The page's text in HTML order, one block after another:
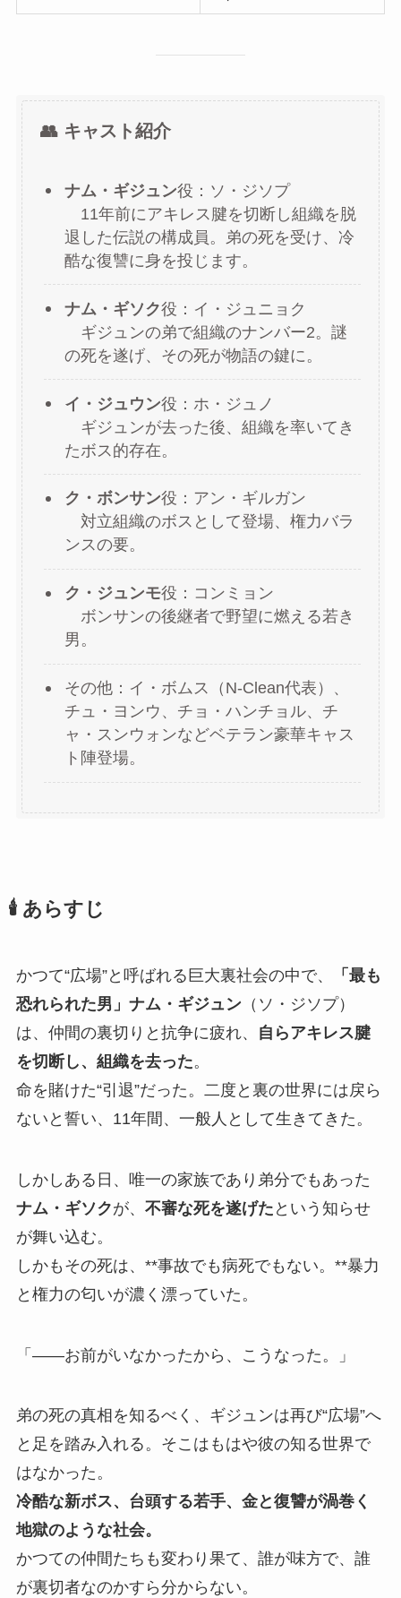
👥 キャスト紹介
ナム・ギジュン役：ソ・ジソプ
11年前にアキレス腱を切断し組織を脱
退した伝説の構成員。弟の死を受け、冷
酷な復讐に身を投じます。
ナム・ギソク役：イ・ジュニョク
ギジュンの弟で組織のナンバー2。謎
の死を遂げ、その死が物語の鍵に。
イ・ジュウン役：ホ・ジュノ
ギジュンが去った後、組織を率いてき
たボス的存在。
ク・ボンサン役：アン・ギルガン
対立組織のボスとして登場、権力バラ
ンスの要。
ク・ジュンモ役：コンミョン
ボンサンの後継者で野望に燃える若き
男。
その他：イ・ボムス（N‑Clean代表）、
チュ・ヨンウ、チョ・ハンチョル、チ
ャ・スンウォンなどベテラン豪華キャス
ト陣登場。
🕯️ あらすじ
かつて“広場”と呼ばれる巨大裏社会の中で、
「最も
恐れられた男」ナム・ギジュン（ソ・ジソプ）
は、仲間の裏切りと抗争に疲れ、
自らアキレス腱
を切断し、組織を去った。
命を賭けた“引退”だった。二度と裏の世界には戻ら
ないと誓い、11年間、一般人として生きてきた。
しかしある日、唯一の家族であり弟分でもあった
ナム・ギソクが、 不審な死を遂げた という知らせ
が舞い込む。
しかもその死は、**事故でも病死でもない。**暴力
と権力の匂いが濃く漂っていた。
「――お前がいなかったから、こうなった。」
弟の死の真相を知るべく、ギジュンは再び“広場”へ
と足を踏み入れる。そこはもはや彼の知る世界で
はなかった。
冷酷な新ボス、台頭する若手、金と復讐が渦巻く
地獄のような社会。
かつての仲間たちも変わり果て、誰が味方で、誰
が裏切者なのかすら分からない。